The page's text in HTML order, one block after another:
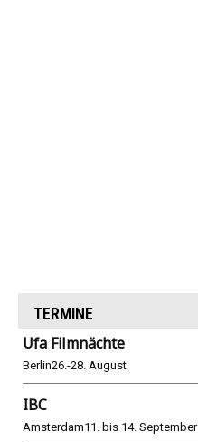
TERMINE
Ufa Filmnächte
Berlin26.-28. August
IBC
Amsterdam11. bis 14. September